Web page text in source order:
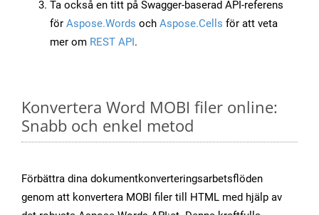
Ta också en titt på Swagger-baserad API-referens
för Aspose.Words och Aspose.Cells för att veta
mer om REST API.
Konvertera Word MOBI filer online:
Snabb och enkel metod
Förbättra dina dokumentkonverteringsarbetsflöden
genom att konvertera MOBI filer till HTML med hjälp av